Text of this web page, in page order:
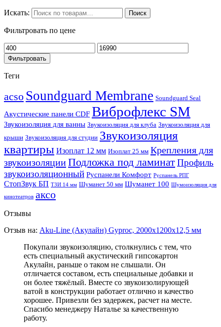
Искать: Поиск
Фильтровать по цене
Фильтровать
Теги
acso Soundguard Membrane Soundguard Seal
Акустические панели CDF Виброфлекс SM
Звукоизоляция для ванны Звукоизоляция для клуба Звукоизоляция для
крыши Звукоизоляция для студии Звукоизоляция
квартиры Изоплат 12 мм Изоплат 25 мм Крепления для
звукоизоляцииПодложка под ламинатПрофиль
звукоизоляционный Руспанели Комфорт Руспанель РПГ
СтопЗвук БП ТЗИ 14 мм Шуманет 50 мм Шуманет 100 Шумоизоляция для
кинотеатров аксо
Отзывы
Отзыв на: Aku-Line (Акулайн) Gyproc, 2000х1200х12,5 мм
Покупали звукоизоляцию, столкнулись с тем, что
есть специальный акустический гипсокартон
Акулайн, раньше о таком не слышали. Он
отличается составом, есть специальные добавки и
он более тяжёлый. Вместе со звукоизолирующей
ватой в конструкции работает отлично и качество
хорошее. Привезли без задержек, расчет на месте.
Спасибо менеджеру Наталье за качественную
работу.